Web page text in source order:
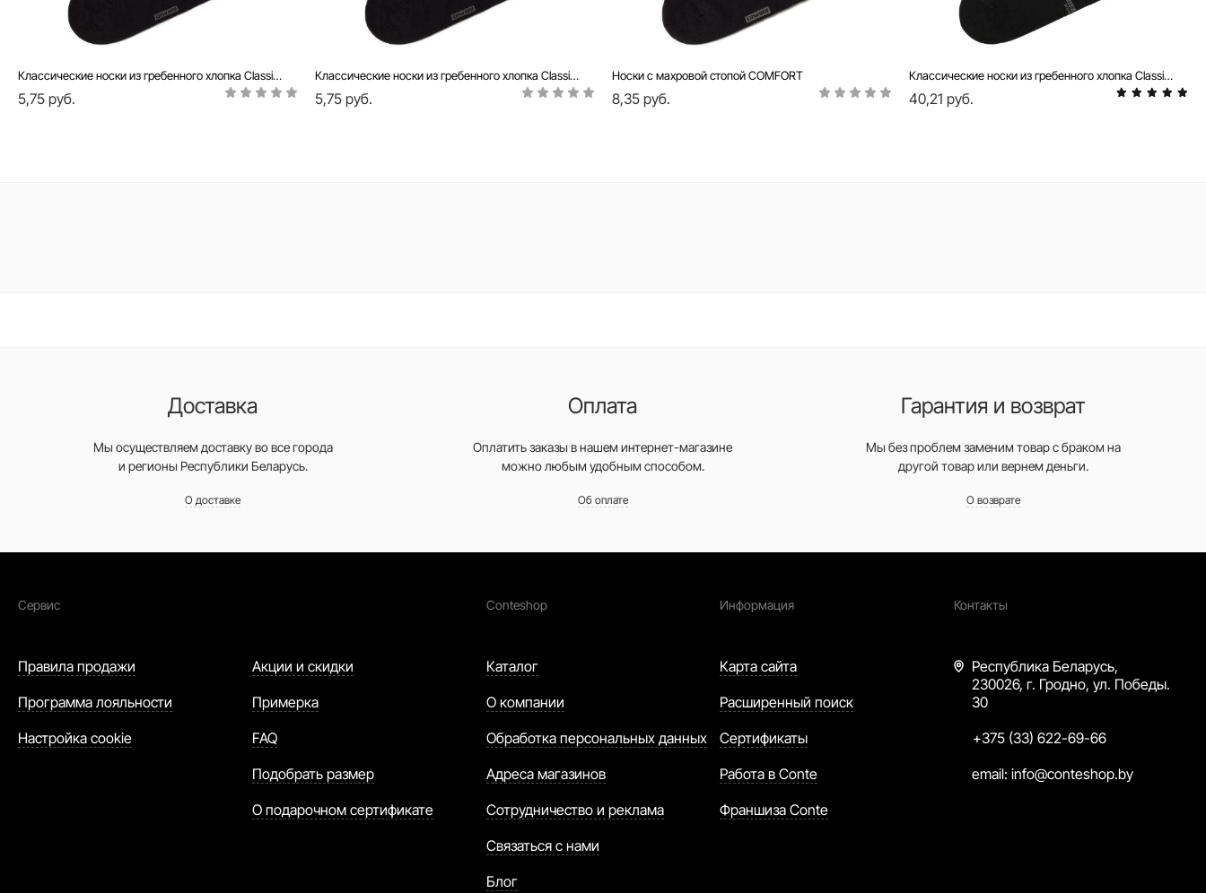
Классические носки из гребенного хлопка Classic, модель 006
5,75 руб.
Классические носки из гребенного хлопка Classic, модель 007
5,75 руб.
Носки с махровой стопой COMFORT
8,35 руб.
Классические носки из гребенного хлопка Classic (7 пар)
40,21 руб.
Доставка
Мы осуществляем доставку во все города
и регионы Республики Беларусь.
О доставке
Оплата
Оплатить заказы в нашем интернет-магазине
можно любым удобным способом.
Об оплате
Гарантия и возврат
Мы без проблем заменим товар с браком на
другой товар или вернем деньги.
О возврате
Сервис
Правила продажи
Программа лояльности
Настройка cookie
Акции и скидки
Примерка
FAQ
Подобрать размер
О подарочном сертификате
Conteshop
Каталог
О компании
Обработка персональных данных
Адреса магазинов
Сотрудничество и реклама
Связаться с нами
Блог
Информация
Карта сайта
Расширенный поиск
Сертификаты
Работа в Conte
Франшиза Conte
Контакты
Республика Беларусь,
230026, г. Гродно, ул. Победы.
30
+375 (33) 622-69-66
email:info@conteshop.by